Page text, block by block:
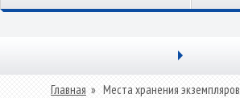
Главная » Места хранения экземпляров